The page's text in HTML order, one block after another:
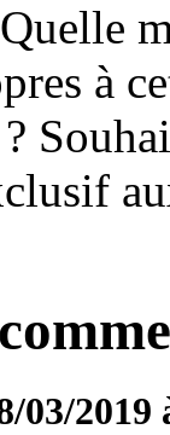
à
03/2019